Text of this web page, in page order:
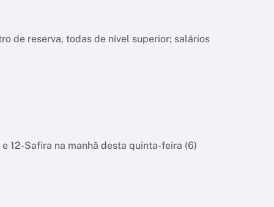
de reserva, todas de nível superior; salários
12-Safira na manhã desta quinta-feira (6)